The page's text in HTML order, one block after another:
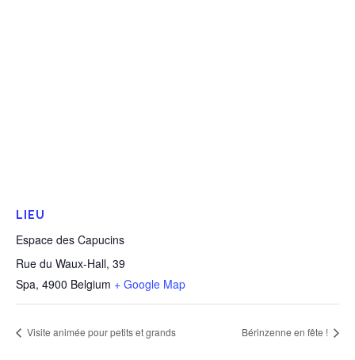
LIEU
Espace des Capucins
Rue du Waux-Hall, 39
Spa, 4900 Belgium + Google Map
Visite animée pour petits et grands Bérinzenne en fête !